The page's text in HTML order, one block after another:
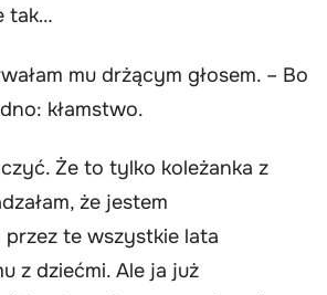
tak…
mu drżącym głosem. – Bo
kłamstwo.
Że to tylko koleżanka z
że jestem
te wszystkie lata
z dziećmi. Ale ja już